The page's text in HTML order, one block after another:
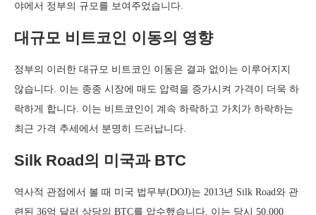
야에서 정부의 규모를 보여주었습니다.
대규모 비트코인 이동의 영향
정부의 이러한 대규모 비트코인 이동은 결과 없이는 이루어지지
않습니다. 이는 종종 시장에 매도 압력을 증가시켜 가격이 더욱 하
락하게 합니다. 이는 비트코인이 계속 하락하고 가치가 하락하는
최근 가격 추세에서 분명히 드러납니다.
Silk Road의 미국과 BTC
역사적 관점에서 볼 때 미국 법무부(DOJ)는 2013년 Silk Road와 관
련된 36억 달러 상당의 BTC를 압수했습니다. 이는 당시 50,000